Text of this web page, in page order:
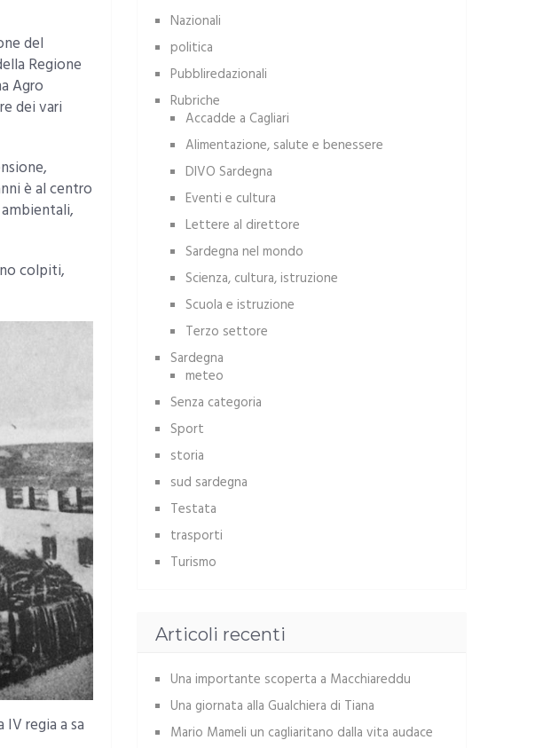
del
Regione
Agro
dei vari
è al centro
colpiti,
regia a sa
Nazionali
politica
Pubbliredazionali
Rubriche
Accadde a Cagliari
Alimentazione, salute e benessere
DIVO Sardegna
Eventi e cultura
Lettere al direttore
Sardegna nel mondo
Scienza, cultura, istruzione
Scuola e istruzione
Terzo settore
Sardegna
meteo
Senza categoria
Sport
storia
sud sardegna
Testata
trasporti
Turismo
Articoli recenti
Una importante scoperta a Macchiareddu
Una giornata alla Gualchiera di Tiana
Mario Mameli un cagliaritano dalla vita audace